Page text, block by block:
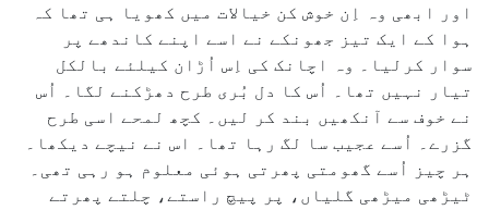
اور ابھی وہ اِن خوش کن خیالات میں کھویا ہی تھا کہ
ہوا کے ایک تیز جھونکے نے اسے اپنے کاندھے پر
سوار کرلیا۔ وہ اچانک کی اِس اُڑان کیلئے بالکل
تیار نہیں تھا۔ اُس کا دل بُری طرح دھڑکنے لگا۔ اُس
نے خوف سے آنکھیں بند کر لیں۔ کچھ لمحے اسی طرح
گزرے۔ اُسے عجیب سا لگ رہا تھا۔ اس نے نیچے دیکھا۔
ہر چیز اُسے گھومتی پھرتی ہوئی معلوم ہو رہی تھی۔
ٹیڑھی میڑھی گلیاں، پر پیچ راستے، چلتے پھرتے